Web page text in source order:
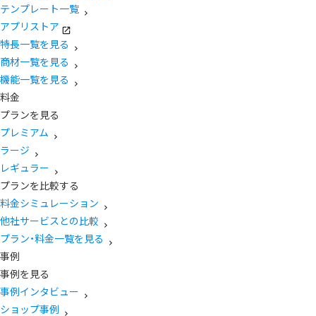
テンプレート一覧
アプリストア
特長一覧を見る
商材一覧を見る
機能一覧を見る
料金
プランを見る
プレミアム
ラージ
レギュラー
プランを比較する
料金シミュレーション
他社サービスとの比較
プラン・料金一覧を見る
事例
事例を見る
事例インタビュー
ショップ事例